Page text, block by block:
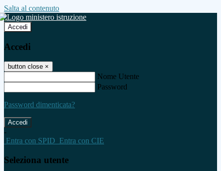
Salta al contenuto
Accedi
Accedi
button close ×
Nome Utente
Password
Password dimenticata?
-
Entra con SPID Entra con CIE
Seleziona utente